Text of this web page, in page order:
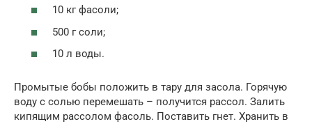
10 кг фасоли;
500 г соли;
10 л воды.
Промытые бобы положить в тару для засола. Горячую
воду с солью перемешать – получится рассол. Залить
кипящим рассолом фасоль. Поставить гнет. Хранить в